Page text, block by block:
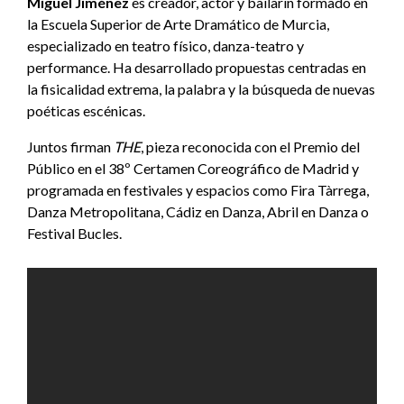
la Escuela Superior de Arte Dramático de Murcia,
especializado en teatro físico, danza-teatro y
performance. Ha desarrollado propuestas centradas en
la fisicalidad extrema, la palabra y la búsqueda de nuevas
poéticas escénicas.
Juntos firman THE, pieza reconocida con el Premio del
Público en el 38º Certamen Coreográfico de Madrid y
programada en festivales y espacios como Fira Tàrrega,
Danza Metropolitana, Cádiz en Danza, Abril en Danza o
Festival Bucles.